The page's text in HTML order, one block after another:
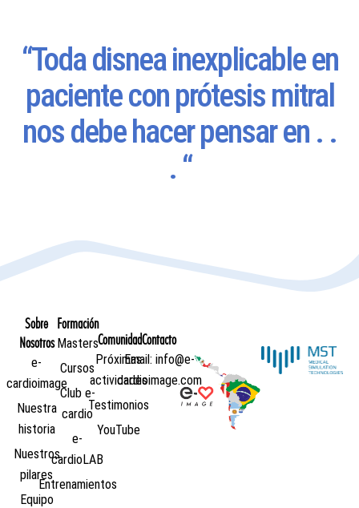
“Toda disnea inexplicable en
paciente con prótesis mitral
nos debe hacer pensar en . .
. “
Sobre
Nosotros
e-
cardioimage
Nuestra
historia
Nuestros
pilares
Equipo
Formación
Masters
Cursos
Club e-
cardio
e-
cardioLAB
Entrenamientos
Comunidad
Próximas
actividades
Testimonios
YouTube
Contacto
Email: info@e-
cardioimage.com